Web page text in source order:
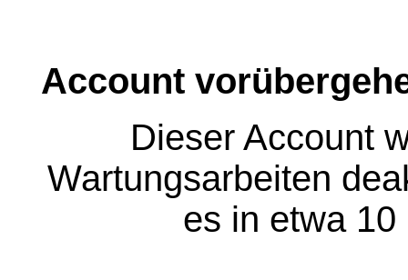
Account
Dieser Account
Wartungsarbeiten
es in etwa